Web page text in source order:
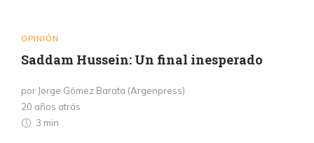
OPINIÓN
Saddam Hussein: Un final inesperado
por Jorge Gómez Barata (Argenpress)
20 años atrás
3 min